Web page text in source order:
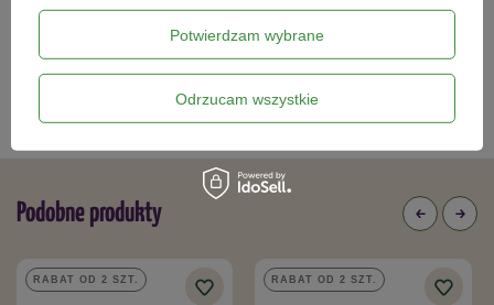
Kategorie powiązane
Nawozy dla trawnika
Podobne produkty
RABAT OD 2 SZT. RABAT OD 2 SZT.
Potwierdzam wybrane
Odrzucam wszystkie